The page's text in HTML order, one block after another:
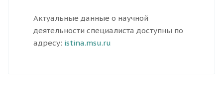
Актуальные данные о научной
деятельности специалиста доступны по
адресу: istina.msu.ru